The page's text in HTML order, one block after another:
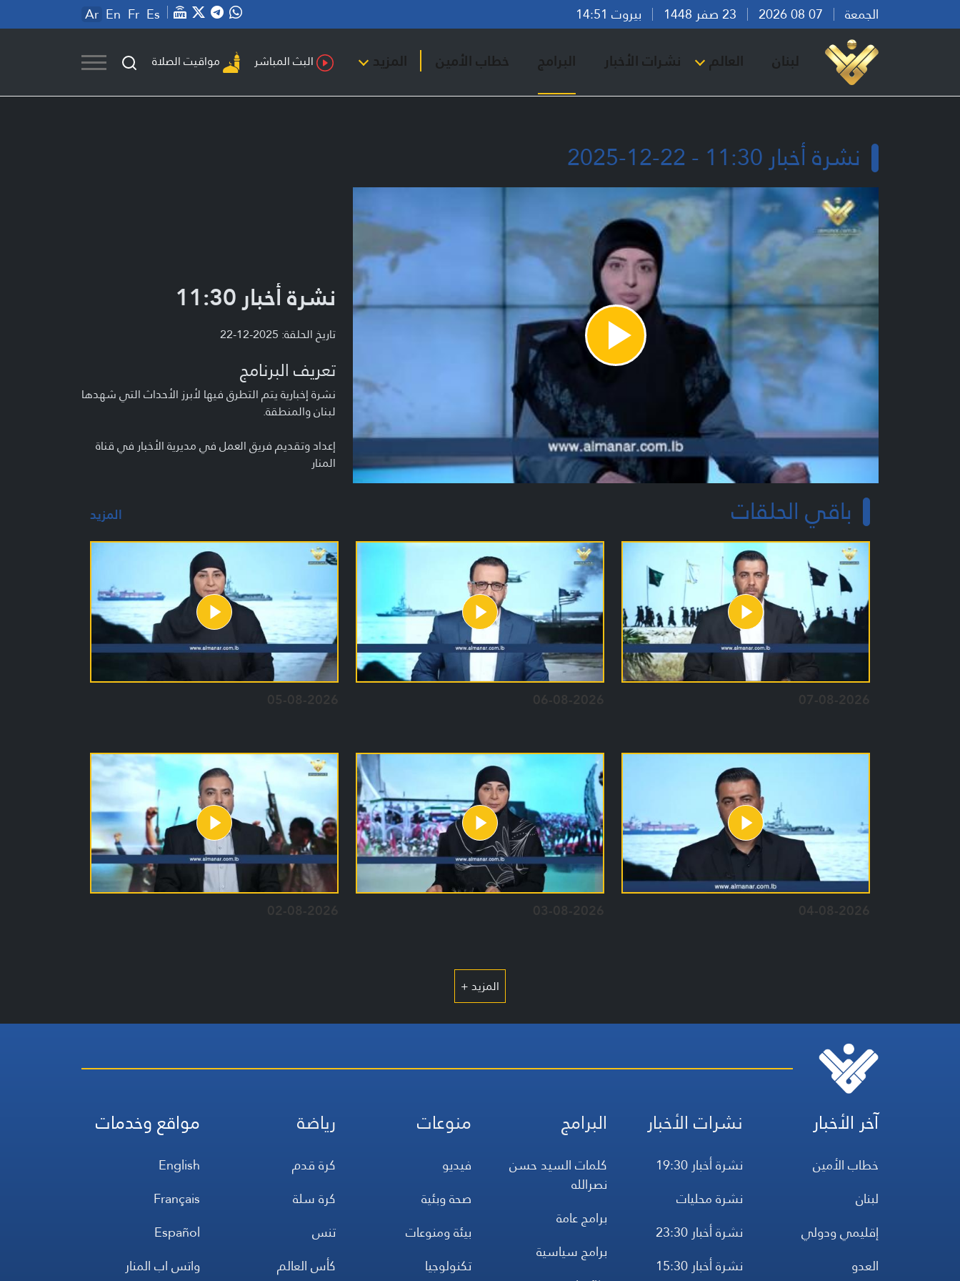
الجمعة بيروت 14:51 Ar En Fr Es
لبنان العالم نشرات الأخبار البرامج خطاب الأمين المزيد البث المباشر مواقيت الصلاة
نشرة أخبار 11:30 - 22-12-2025
Play
Video
نشرة أخبار 11:30
تاريخ الحلقة: 2025-12-22
تعريف البرنامج
نشرة إخبارية يتم التطرق فيها لأبرز الأحداث التي شهدها
لبنان والمنطقة.
إعداد وتقديم فريق العمل في مديرية الأخبار في قناة
المنار
باقي الحلقات المزيد
07-08-2026
06-08-2026
05-08-2026
04-08-2026
03-08-2026
02-08-2026
المزيد +
آخر الأخبار
خطاب الأمين
لبنان
إقليمي ودولي
العدو
نشرات الأخبار
نشرة أخبار 19:30
نشرة محليات
نشرة أخبار 23:30
نشرة أخبار 15:30
البرامج
كلمات السيد حسن
نصرالله
برامج عامة
برامج سياسية
منوعات
فيديو
صحة وبئية
بيئة ومنوعات
تكنولوجيا
رياضة
كرة قدم
كرة سلة
تنس
كأس العالم
مواقع وخدمات
English
Français
Español
واتس اب المنار